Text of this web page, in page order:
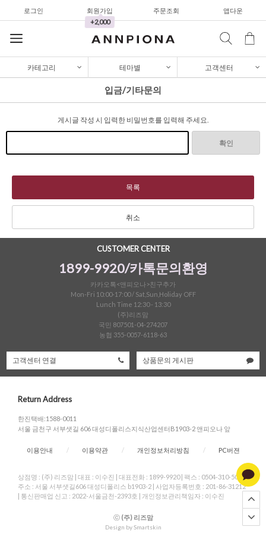
로그인
회원가입
+2,000
주문조회 앱다운
셔츠&블라우스
셔츠&블라우스
가디건/니트
가디건/니트
한정세일
카테고리 테마별 고객센터
입금/기타문의
게시글 작성 시 입력한 비밀번호를 입력해 주세요.
확인
목록
취소
CUSTOMER CENTER
1899-9920/카톡문의환영
카카오톡<앤피오나>친구추가
Mon-Fri 10:00-17:00 / Sat,Sun,Holiday OFF
Lunch Time 12:30 - 13:30
(주)리즈맘
국민 807501-04-274207
농협 355-0057-6118-63
고객센터 연결 상품문의 게시판
Return Address
한진택배:1588-0011
서울 금천구 서부샛길 606 대성디폴리스지식산업센터B1903-2 앤피오나 앞
이용안내 / 이용약관 / 개인정보처리방침 / PC버젼
상점명 : (주) 리즈맘 | 대표 : 이수진 | 대표전화 : 1899-9920 | 팩스 : 0504-310-5004
주소 : 서울 서부샛길606 대성디폴리스 b1903-2 | 사업자등록번호 : 201-86-31212
| 통신판매업 신고 : 2022-서울금천-2393호 | 개인정보관리책임자 : 이수진
ⓒ (주) 리즈맘